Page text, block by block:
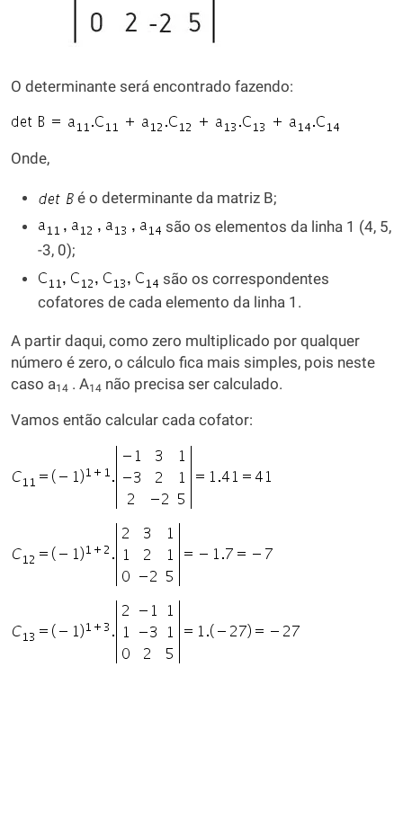
O determinante será encontrado fazendo:
Onde,
é o determinante da matriz B;
são os elementos da linha 1 (4, 5,
-3, 0);
são os correspondentes
cofatores de cada elemento da linha 1.
A partir daqui, como zero multiplicado por qualquer
número é zero, o cálculo fica mais simples, pois neste
caso a14 . A14 não precisa ser calculado.
Vamos então calcular cada cofator: